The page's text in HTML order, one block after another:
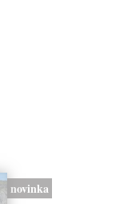
novinka